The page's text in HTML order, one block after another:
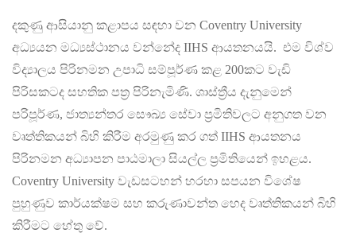
දකුණු ආසියානු කළාපය සඳහා වන Coventry University
අධ්‍යයන මධ්‍යස්ථානය වන්නේද IIHS ආයතනයයි. එම විශ්ව
විද්‍යාලය පිරිනමන උපාධි සම්පූර්ණ කළ 200කට වැඩි
පිරිසකටද සහතික පත්‍ර පිරිනැමිණි. ශාස්ත්‍රීය දැනුමෙන්
පරිපූර්ණ, ජාත්‍යන්තර සෞඛ්‍ය සේවා ප්‍රමිතිවලට අනුගත වන
වෘත්තිකයන් බිහි කිරීම අරමුණු කර ගත් IIHS ආයතනය
පිරිනමන අධ්‍යාපන පාඨමාලා සියල්ල ප්‍රමිතියෙන් ඉහළය.
Coventry University වැඩසටහන් හරහා සපයන විශේෂ
පුහුණුව කාර්යක්ෂම සහ කරුණාවන්ත හෙද වෘත්තිකයන් බිහි
කිරීමට හේතු වේ.